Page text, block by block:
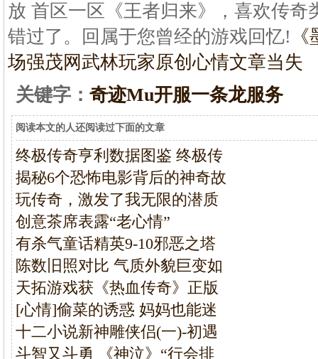
放 首区一区《王者归来》，喜欢传奇
错过了。回属于您曾经的游戏回忆!
场强茂网武林玩家原创心情文章当失
关键字： 奇迹Mu开服一条龙服务
阅读本文的人还阅读过下面的文章
终极传奇亨利数据图鉴 终极传
揭秘6个恐怖电影背后的神奇故
玩传奇，激发了我无限的潜质
创意茶席表露“老心情”
有杀气童话精英9-10邪恶之塔
陈数旧照对比 气质外貌巨变如
天拓游戏获《热血传奇》正版
[心情]偷菜的诱惑 妈妈也能迷
十二小说新神雕侠侣(一)-初遇
斗智又斗勇 《神泣》“行会排